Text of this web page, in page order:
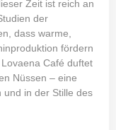
Zeit ist reich an
der
dass warme,
fördern
Café duftet
Nüssen – eine
und in der Stille des